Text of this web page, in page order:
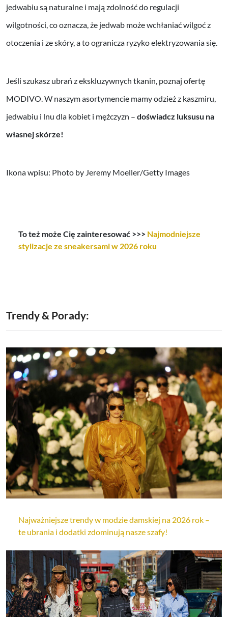
jedwabiu są naturalne i mają zdolność do regulacji
wilgotności, co oznacza, że jedwab może wchłaniać wilgoć z
otoczenia i ze skóry, a to ogranicza ryzyko elektryzowania się.
Jeśli szukasz ubrań z ekskluzywnych tkanin, poznaj ofertę
MODIVO. W naszym asortymencie mamy odzież z kaszmiru,
jedwabiu i lnu dla kobiet i mężczyzn – doświadcz luksusu na
własnej skórze!
Ikona wpisu: Photo by Jeremy Moeller/Getty Images
To też może Cię zainteresować >>> Najmodniejsze
stylizacje ze sneakersami w 2026 roku
Trendy & Porady:
Najważniejsze trendy w modzie damskiej na 2026 rok –
te ubrania i dodatki zdominują nasze szafy!